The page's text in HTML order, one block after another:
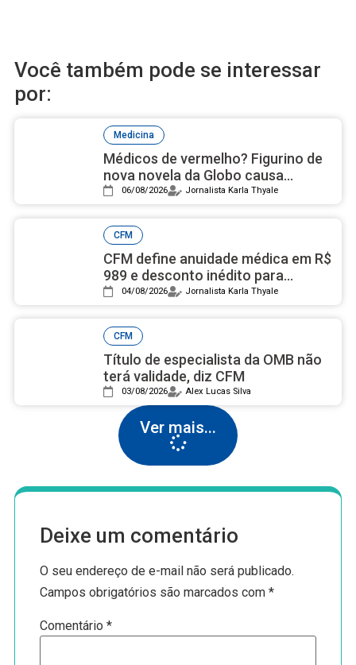
Você também pode se interessar
por:
Medicina
Médicos de vermelho? Figurino de
nova novela da Globo causa
polêmica por cor usada em
06/08/2026 Jornalista Karla Thyale
CFM
CFM define anuidade médica em R$
989 e desconto inédito para
médicos residentes
04/08/2026 Jornalista Karla Thyale
CFM
Título de especialista da OMB não
terá validade, diz CFM
03/08/2026 Alex Lucas Silva
Ver mais...
Deixe um comentário
O seu endereço de e-mail não será publicado.
Campos obrigatórios são marcados com*
Comentário*